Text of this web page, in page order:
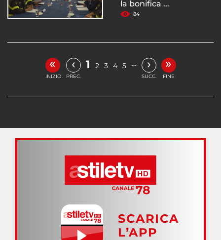
la bonifica ...
84
«
INIZIO
‹
PREC.
1 2 3 4 5 … ›
SUCC.
»
FINE
SCARICA
L’APP